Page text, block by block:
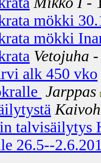
mökki
mökki
Vetojuha
alk 450 vko
Jarppas
talvisäilytys
26.5--